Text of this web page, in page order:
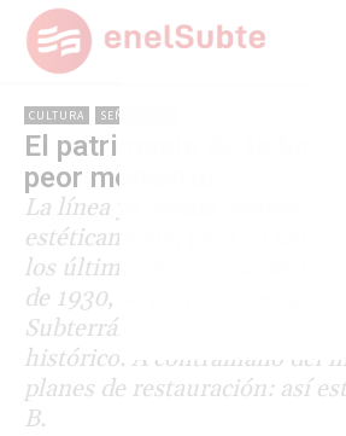
CULTURA SEÑALÉTICA
El patrimonio de la línea
peor momento
La línea ya estaba desmejorada
estéticamente, pero su
los últimos meses. Se
de 1930, se pintó sobre
Subterráneo Lacroze y se
histórico. A contramano del
planes de restauración: así
B.